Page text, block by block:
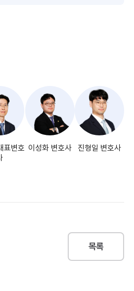
표변호 이성화 변호사 진형일 변호사
목록